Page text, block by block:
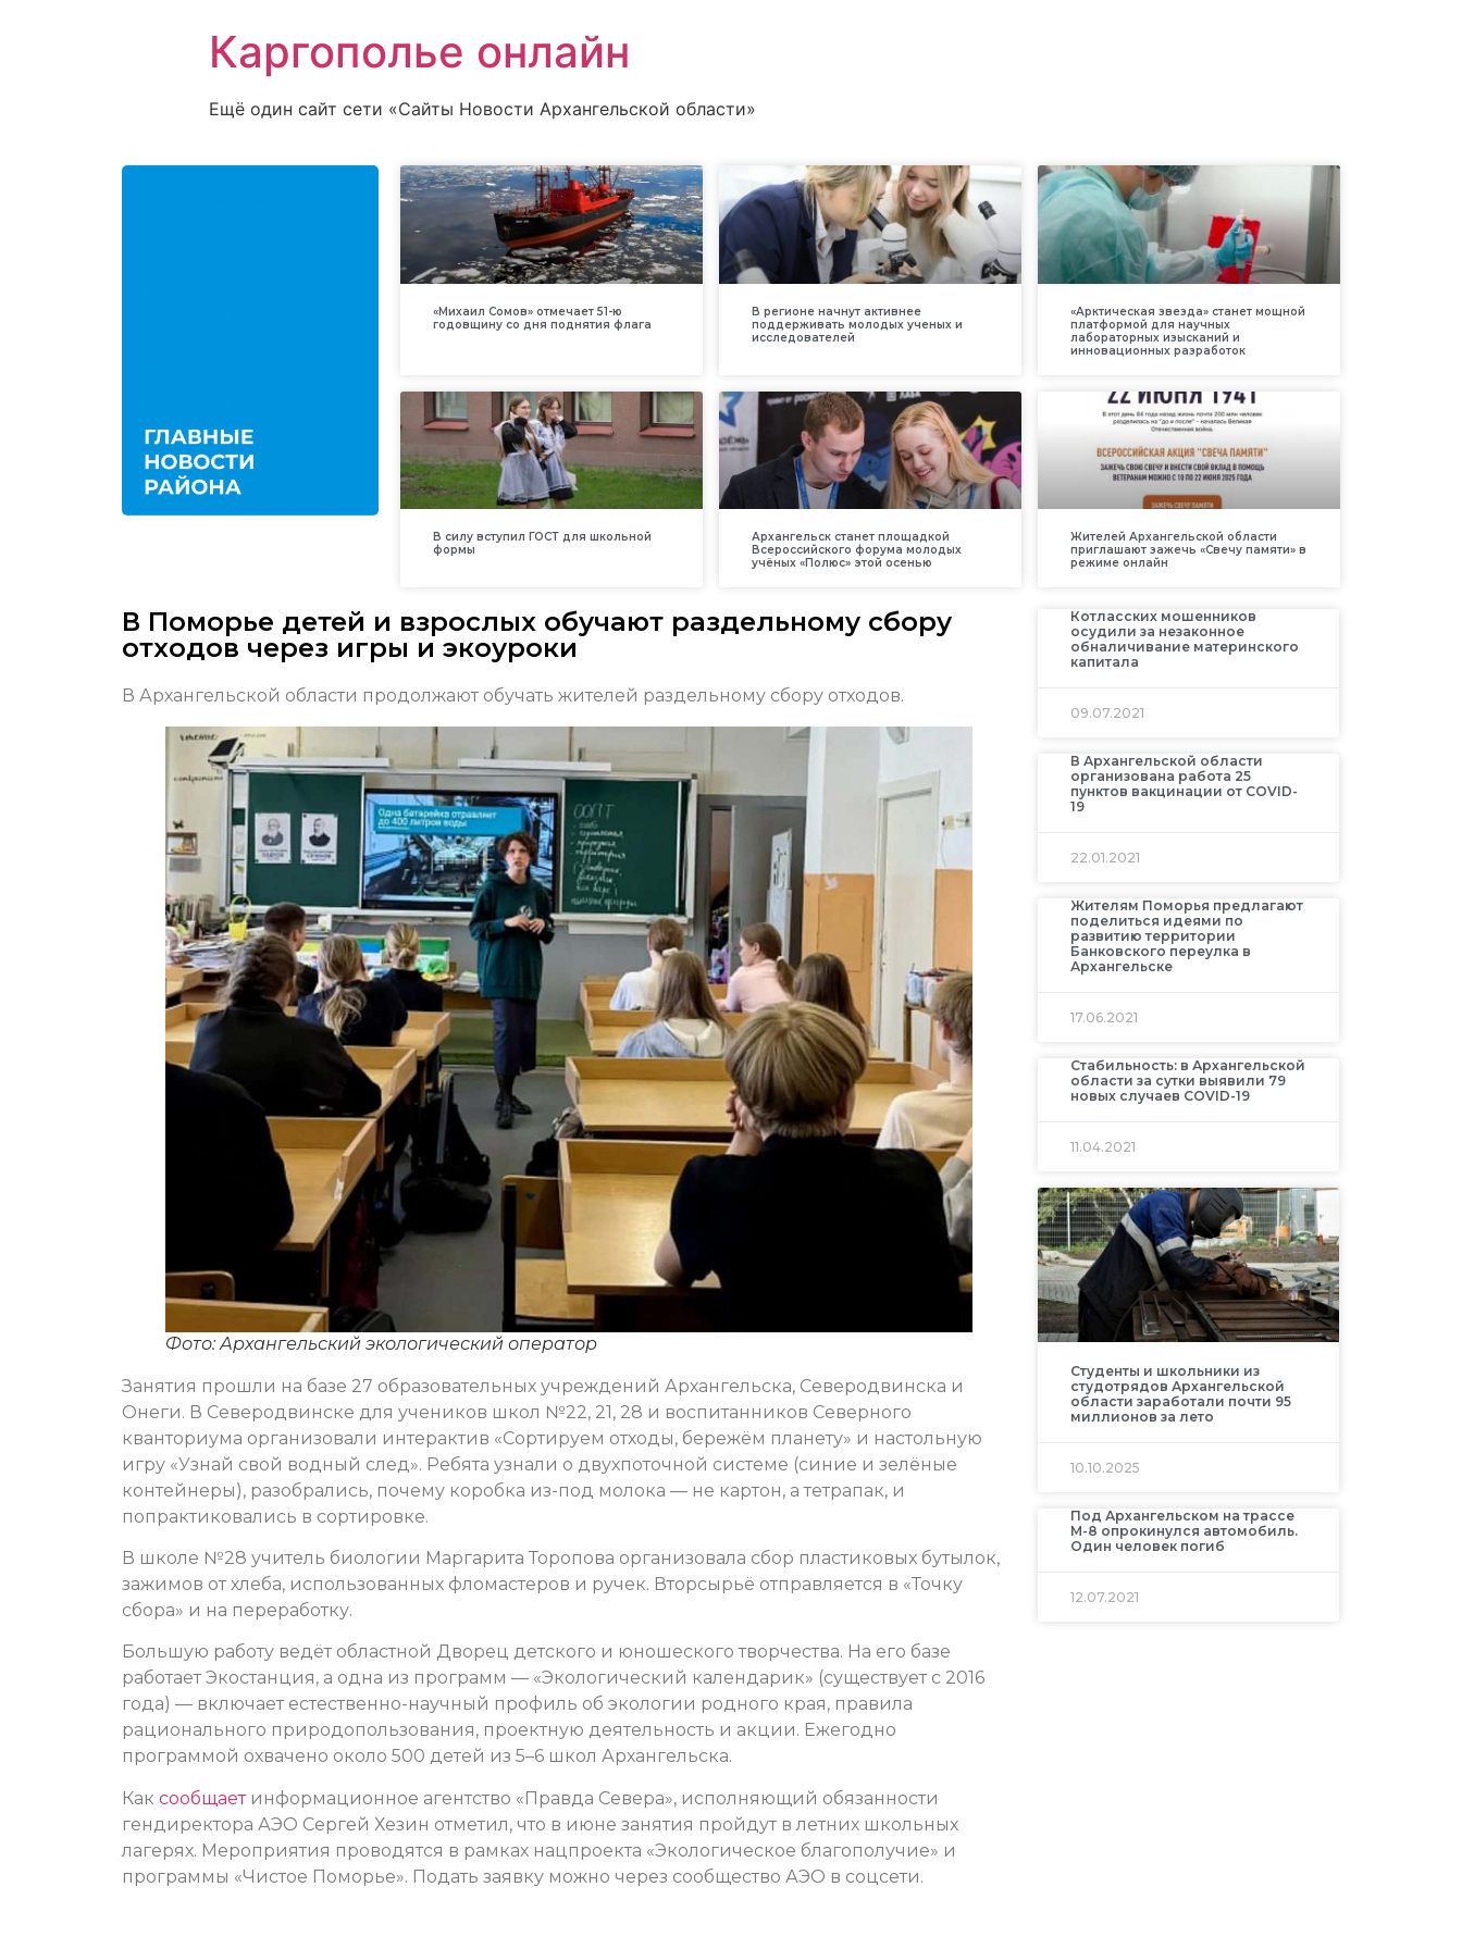
Каргополье онлайн
Ещё один сайт сети «Сайты Новости Архангельской области»
«Михаил Сомов» отмечает 51-ю
годовщину со дня поднятия флага
В регионе начнут активнее
поддерживать молодых ученых и
исследователей
«Арктическая звезда» станет мощной
платформой для научных
лабораторных изысканий и
инновационных разработок
В силу вступил ГОСТ для школьной
формы
Архангельск станет площадкой
Всероссийского форума молодых
учёных «Полюс» этой осенью
Жителей Архангельской области
приглашают зажечь «Свечу памяти» в
режиме онлайн
В Поморье детей и взрослых обучают раздельному сбору
отходов через игры и экоуроки
В Архангельской области продолжают обучать жителей раздельному сбору отходов.
Фото: Архангельский экологический оператор
Занятия прошли на базе 27 образовательных учреждений Архангельска, Северодвинска и
Онеги. В Северодвинске для учеников школ №22, 21, 28 и воспитанников Северного
кванториума организовали интерактив «Сортируем отходы, бережём планету» и настольную
игру «Узнай свой водный след». Ребята узнали о двухпоточной системе (синие и зелёные
контейнеры), разобрались, почему коробка из-под молока — не картон, а тетрапак, и
попрактиковались в сортировке.
В школе №28 учитель биологии Маргарита Торопова организовала сбор пластиковых бутылок,
зажимов от хлеба, использованных фломастеров и ручек. Вторсырьё отправляется в «Точку
сбора» и на переработку.
Большую работу ведёт областной Дворец детского и юношеского творчества. На его базе
работает Экостанция, а одна из программ — «Экологический календарик» (существует с 2016
года) — включает естественно-научный профиль об экологии родного края, правила
рационального природопользования, проектную деятельность и акции. Ежегодно
программой охвачено около 500 детей из 5–6 школ Архангельска.
Как сообщаетинформационное агентство «Правда Севера», исполняющий обязанности
гендиректора АЭО Сергей Хезин отметил, что в июне занятия пройдут в летних школьных
лагерях. Мероприятия проводятся в рамках нацпроекта «Экологическое благополучие» и
программы «Чистое Поморье». Подать заявку можно через сообщество АЭО в соцсети.
Котласских мошенников
осудили за незаконное
обналичивание материнского
капитала
09.07.2021
В Архангельской области
организована работа 25
пунктов вакцинации от COVID-
19
22.01.2021
Жителям Поморья предлагают
поделиться идеями по
развитию территории
Банковского переулка в
Архангельске
17.06.2021
Cтабильность: в Архангельской
области за сутки выявили 79
новых случаев COVID-19
11.04.2021
Студенты и школьники из
студотрядов Архангельской
области заработали почти 95
миллионов за лето
10.10.2025
Под Архангельском на трассе
М-8 опрокинулся автомобиль.
Один человек погиб
12.07.2021